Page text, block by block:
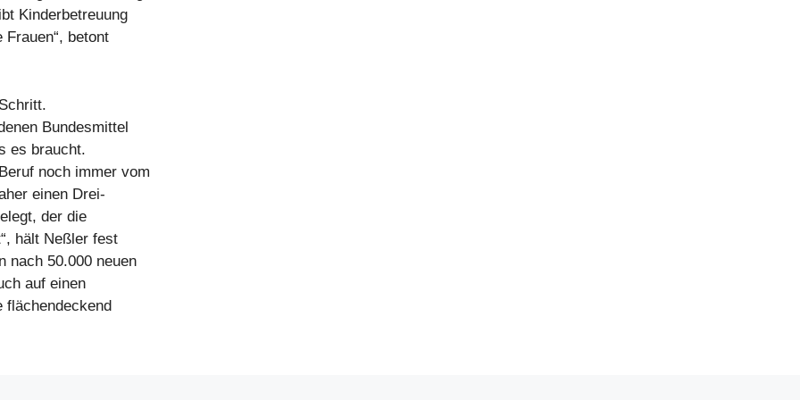
Kinderbetreuung
betont
Bundesmittel
es braucht.
noch immer vom
einen Drei-
der die
hält Neßler fest
nach 50.000 neuen
auf einen
flächendeckend